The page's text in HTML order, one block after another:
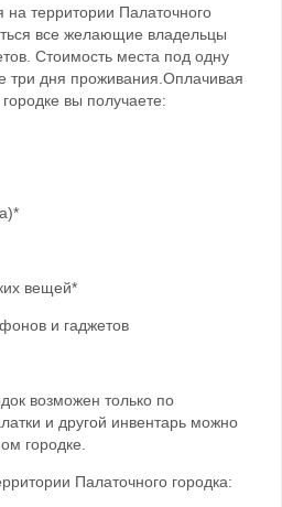
территории Палаточного
все желающие владельцы
Стоимость места под одну
три дня проживания.Оплачивая
вы получаете:
вещей*
и гаджетов
возможен только по
и другой инвентарь можно
городке.
Палаточного городка: